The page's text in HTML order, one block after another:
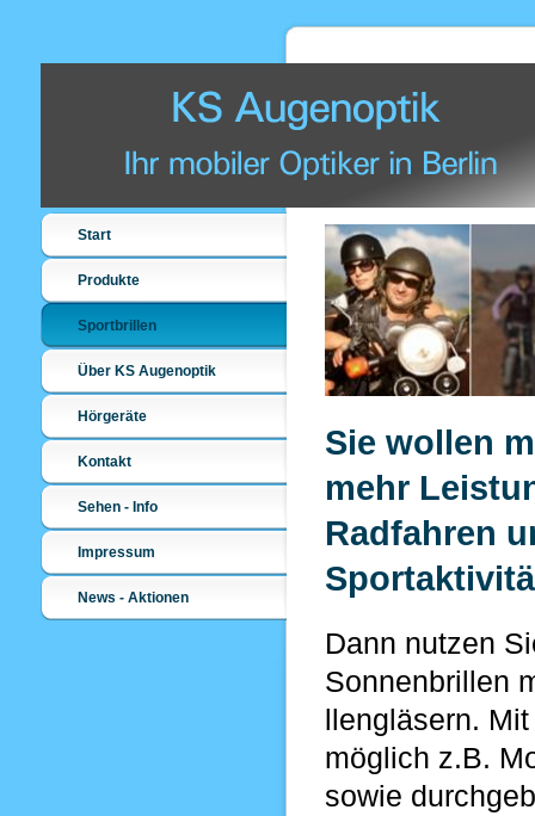
Start
Produkte
Sportbrillen
Über KS Augenoptik
Hörgeräte
Kontakt
Sehen - Info
Impressum
News - Aktionen
Sie wollen
mehr
Radfahren
Dann nutzen
Sonnenbrillen
llengläsern.
möglich z.B.
sowie